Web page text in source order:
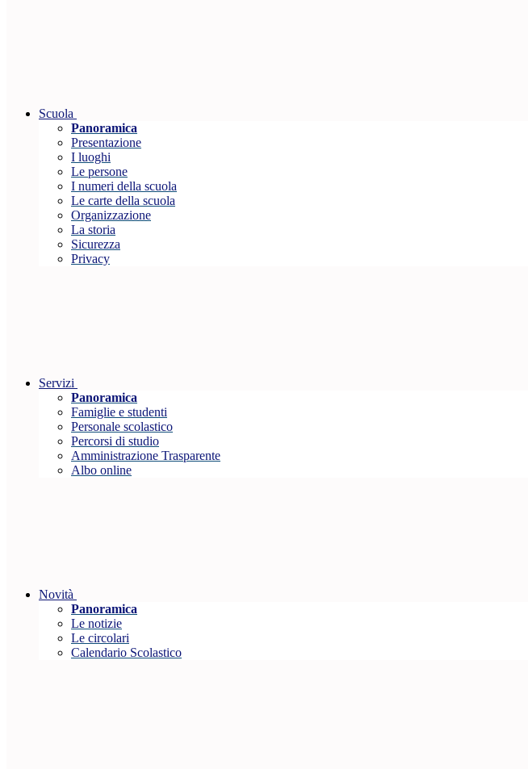
Scuola
Panoramica
Presentazione
I luoghi
Le persone
I numeri della scuola
Le carte della scuola
Organizzazione
La storia
Sicurezza
Privacy
Servizi
Panoramica
Famiglie e studenti
Personale scolastico
Percorsi di studio
Amministrazione Trasparente
Albo online
Novità
Panoramica
Le notizie
Le circolari
Calendario Scolastico